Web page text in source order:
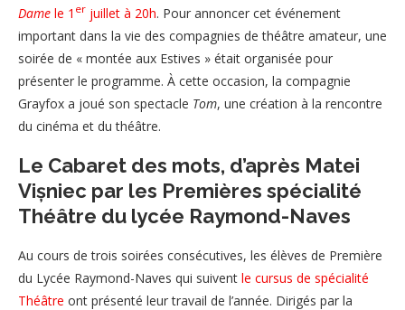
Dame le 1 er juillet à 20h. Pour annoncer cet événement
important dans la vie des compagnies de théâtre amateur, une
soirée de « montée aux Estives » était organisée pour
présenter le programme. À cette occasion, la compagnie
Grayfox a joué son spectacle Tom, une création à la rencontre
du cinéma et du théâtre.
Le Cabaret des mots, d’après Matei
Vișniec par les Premières spécialité
Théâtre du lycée Raymond-Naves
Au cours de trois soirées consécutives, les élèves de Première
du Lycée Raymond-Naves qui suivent le cursus de spécialité
Théâtre ont présenté leur travail de l’année. Dirigés par la